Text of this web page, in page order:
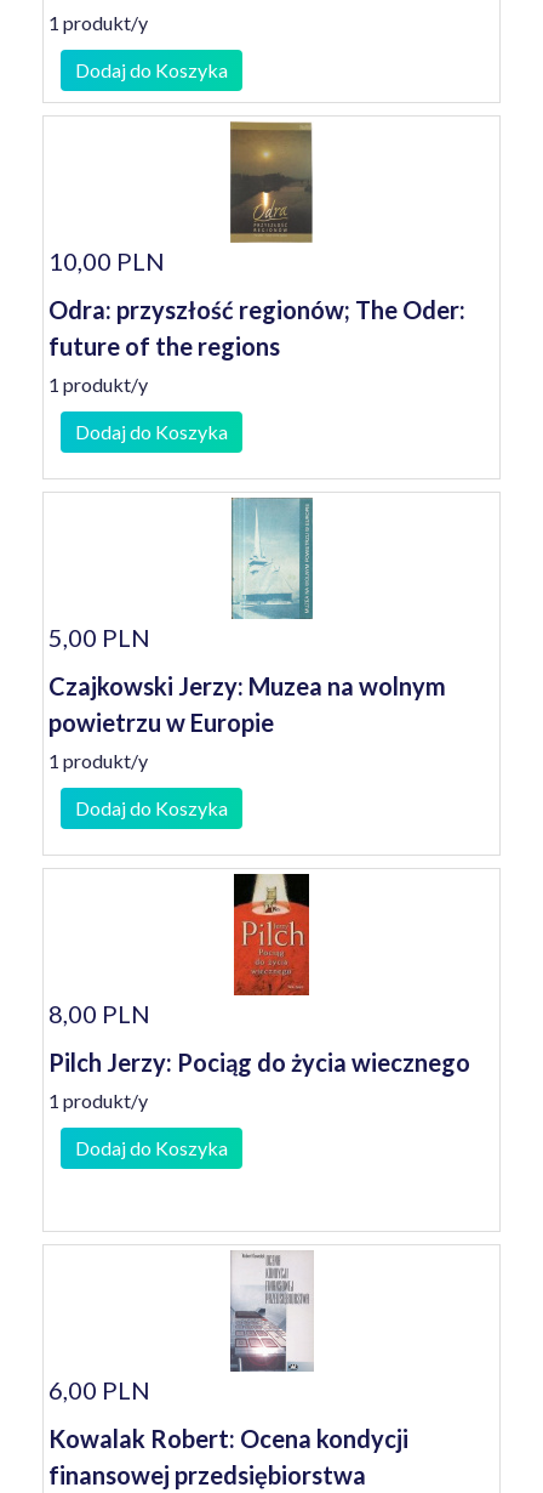
1 produkt/y
Dodaj do Koszyka
10,00 PLN
Odra: przyszłość regionów; The Oder:
future of the regions
1 produkt/y
Dodaj do Koszyka
5,00 PLN
Czajkowski Jerzy: Muzea na wolnym
powietrzu w Europie
1 produkt/y
Dodaj do Koszyka
8,00 PLN
Pilch Jerzy: Pociąg do życia wiecznego
1 produkt/y
Dodaj do Koszyka
6,00 PLN
Kowalak Robert: Ocena kondycji
finansowej przedsiębiorstwa